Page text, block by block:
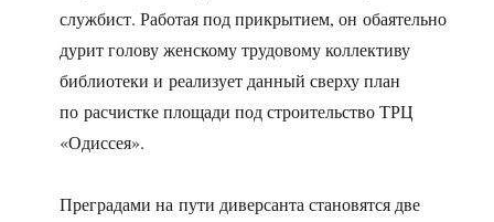
службист. Работая под прикрытием, он обаятельно
дурит голову женскому трудовому коллективу
библиотеки и реализует данный сверху план
по расчистке площади под строительство ТРЦ
«Одиссея».
Преградами на пути диверсанта становятся две